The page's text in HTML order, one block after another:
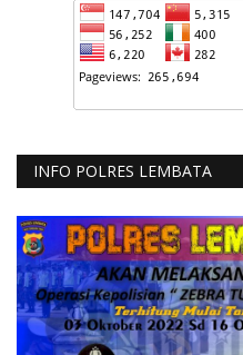
INFO POLRES LEMBATA